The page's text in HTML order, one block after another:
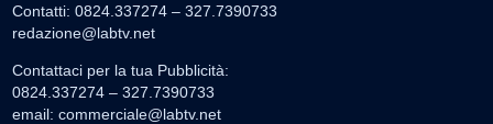
Contatti: 0824.337274 – 327.7390733
redazione@labtv.net
Contattaci per la tua Pubblicità:
0824.337274 – 327.7390733
email: commerciale@labtv.net